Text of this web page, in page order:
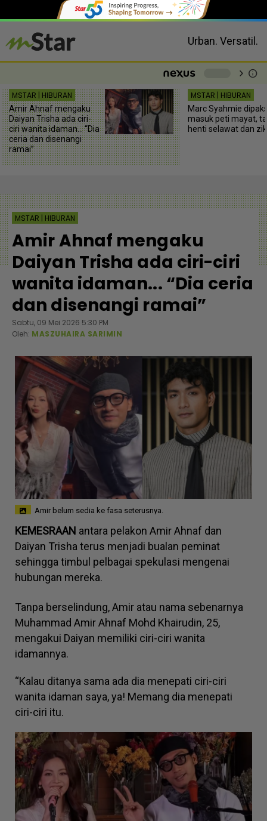
Urban. Versatil.
chevron_right info
MSTAR | HIBURAN
Amir Ahnaf mengaku
Daiyan Trisha ada ciri-
ciri wanita idaman... “Dia
ceria dan disenangi
ramai”
MSTAR | HIBURAN
Marc Syahmie
masuk peti mayat,
henti selawat dan
MSTAR | HIBURAN
Amir Ahnaf mengaku
Daiyan Trisha ada ciri-ciri
wanita idaman... “Dia ceria
dan disenangi ramai”
Sabtu, 09 Mei 2026 5:30 PM
Oleh: MASZUHAIRA SARIMIN
Amir belum sedia ke fasa seterusnya.
KEMESRAAN antara pelakon Amir Ahnaf dan
Daiyan Trisha terus menjadi bualan peminat
sehingga timbul pelbagai spekulasi mengenai
hubungan mereka.
Tanpa berselindung, Amir atau nama sebenarnya
Muhammad Amir Ahnaf Mohd Khairudin, 25,
mengakui Daiyan memiliki ciri-ciri wanita
idamannya.
“Kalau ditanya sama ada dia menepati ciri-ciri
wanita idaman saya, ya! Memang dia menepati
ciri-ciri itu.